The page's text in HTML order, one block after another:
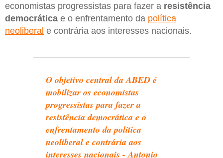
economistas progressistas para fazer a resistência
democrática e o enfrentamento da política
neoliberal e contrária aos interesses nacionais.
O objetivo central da ABED é
mobilizar os economistas
progressistas para fazer a
resistência democrática e o
enfrentamento da política
neoliberal e contrária aos
interesses nacionais - Antonio